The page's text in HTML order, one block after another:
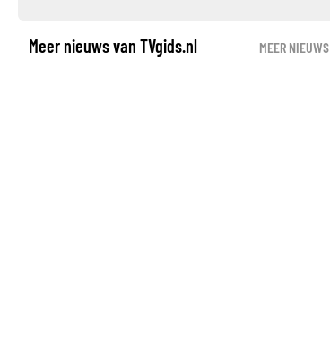
Meer nieuws van TVgids.nl MEER NIEUWS